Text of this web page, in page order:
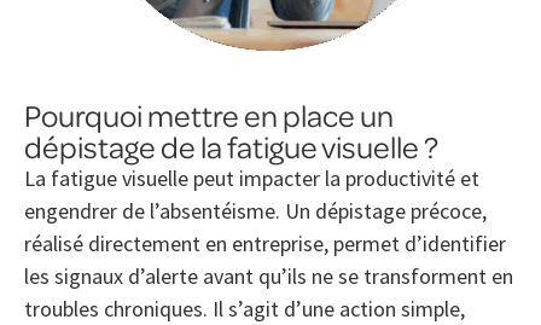
Pourquoi mettre en place un
dépistage de la fatigue visuelle ?
La fatigue visuelle peut impacter la productivité et
engendrer de l’absentéisme. Un dépistage précoce,
réalisé directement en entreprise, permet d’identifier
les signaux d’alerte avant qu’ils ne se transforment en
troubles chroniques. Il s’agit d’une action simple,